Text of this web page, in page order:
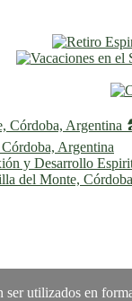
Córdoba,
Argentina
y Desarrollo
del Monte,
ser utilizados en